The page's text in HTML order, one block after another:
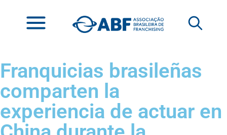
Franquicias brasileñas
comparten la
experiencia de actuar en